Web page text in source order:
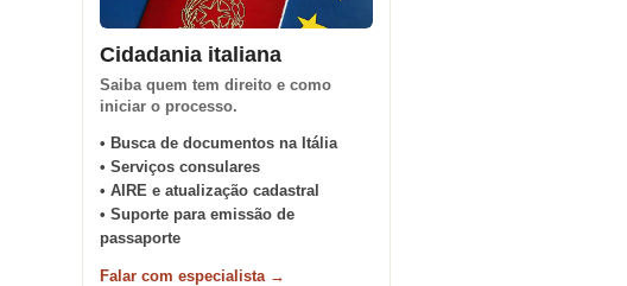
Cidadania italiana
Saiba quem tem direito e como
iniciar o processo.
• Busca de documentos na Itália
• Serviços consulares
• AIRE e atualização cadastral
• Suporte para emissão de
passaporte
Falar com especialista →